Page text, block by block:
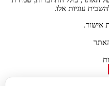
עוגיות אלו.
אישור.